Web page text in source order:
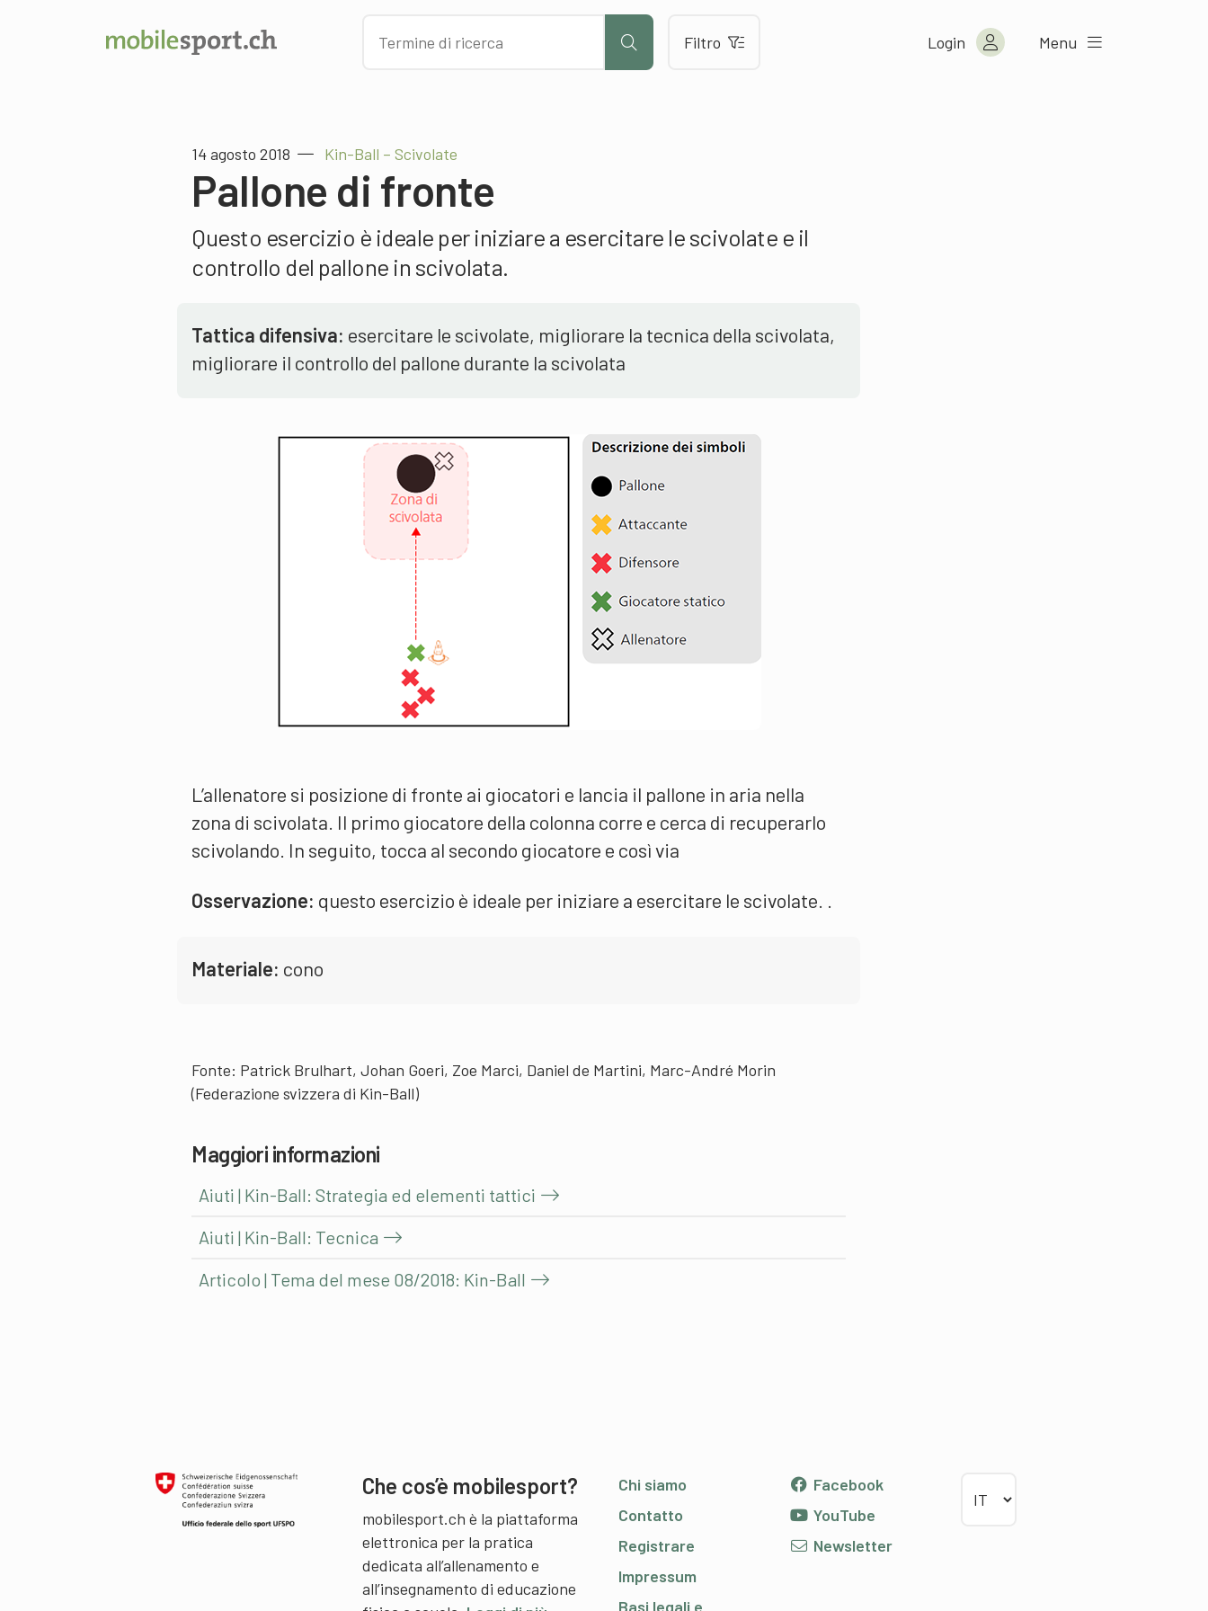
Filtro Login Menu
14 agosto 2018 Kin-Ball – Scivolate
Pallone di fronte
Questo esercizio è ideale per iniziare a esercitare le scivolate e il
controllo del pallone in scivolata.
Tattica difensiva: esercitare le scivolate, migliorare la tecnica della scivolata,
migliorare il controllo del pallone durante la scivolata
L’allenatore si posizione di fronte ai giocatori e lancia il pallone in aria nella
zona di scivolata. Il primo giocatore della colonna corre e cerca di recuperarlo
scivolando. In seguito, tocca al secondo giocatore e così via
Osservazione: questo esercizio è ideale per iniziare a esercitare le scivolate. .
Materiale: cono
Fonte: Patrick Brulhart, Johan Goeri, Zoe Marci, Daniel de Martini, Marc-André Morin
(Federazione svizzera di Kin-Ball)
Maggiori informazioni
Aiuti | Kin-Ball: Strategia ed elementi tattici
Aiuti | Kin-Ball: Tecnica
Articolo | Tema del mese 08/2018: Kin-Ball
Che cos’è mobilesport?
mobilesport.ch è la piattaforma
elettronica per la pratica
dedicata all’allenamento e
all’insegnamento di educazione
Chi siamo
Contatto
Registrare
Impressum
Basi legali e
Facebook
YouTube
Newsletter